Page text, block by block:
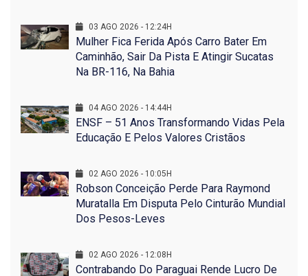
03 AGO 2026 - 12:24H
Mulher Fica Ferida Após Carro Bater Em
Caminhão, Sair Da Pista E Atingir Sucatas
Na BR-116, Na Bahia
04 AGO 2026 - 14:44H
ENSF – 51 Anos Transformando Vidas Pela
Educação E Pelos Valores Cristãos
02 AGO 2026 - 10:05H
Robson Conceição Perde Para Raymond
Muratalla Em Disputa Pelo Cinturão Mundial
Dos Pesos-Leves
02 AGO 2026 - 12:08H
Contrabando Do Paraguai Rende Lucro De